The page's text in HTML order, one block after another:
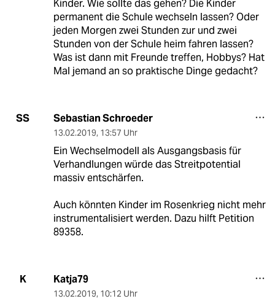
Kinder. Wie sollte das gehen? Die Kinder
permanent die Schule wechseln lassen? Oder
jeden Morgen zwei Stunden zur und zwei
Stunden von der Schule heim fahren lassen?
Was ist dann mit Freunde treffen, Hobbys? Hat
Mal jemand an so praktische Dinge gedacht?
SS Sebastian Schroeder
13.02.2019, 13:57 Uhr
Ein Wechselmodell als Ausgangsbasis für
Verhandlungen würde das Streitpotential
massiv entschärfen.
Auch könnten Kinder im Rosenkrieg nicht mehr
instrumentalisiert werden. Dazu hilft Petition
89358.
K Katja79
13.02.2019, 10:12 Uhr